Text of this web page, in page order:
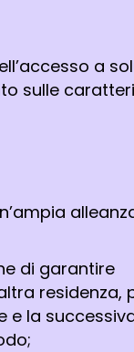
a
sulle
di garantire
residenza,
e la